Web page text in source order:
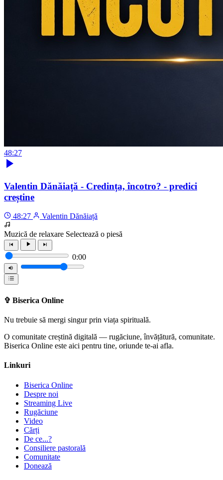
48:27
Valentin Dănăiață - Credința, încotro? - predici
creștine
48:27 Valentin Dănăiață
Muzică de relaxare Selectează o piesă
0:00
✞ Biserica Online
Nu trebuie să mergi singur prin viața spirituală.
O comunitate creștină digitală — rugăciune, învățătură, comunitate.
Biserica Online este aici pentru tine, oriunde te-ai afla.
Linkuri
Biserica Online
Despre noi
Streaming Live
Rugăciune
Video
Cărți
De ce...?
Consiliere pastorală
Comunitate
Donează